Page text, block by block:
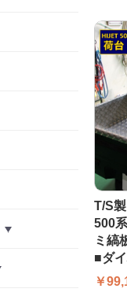
T/S
500
ミ縞
■ダ
￥